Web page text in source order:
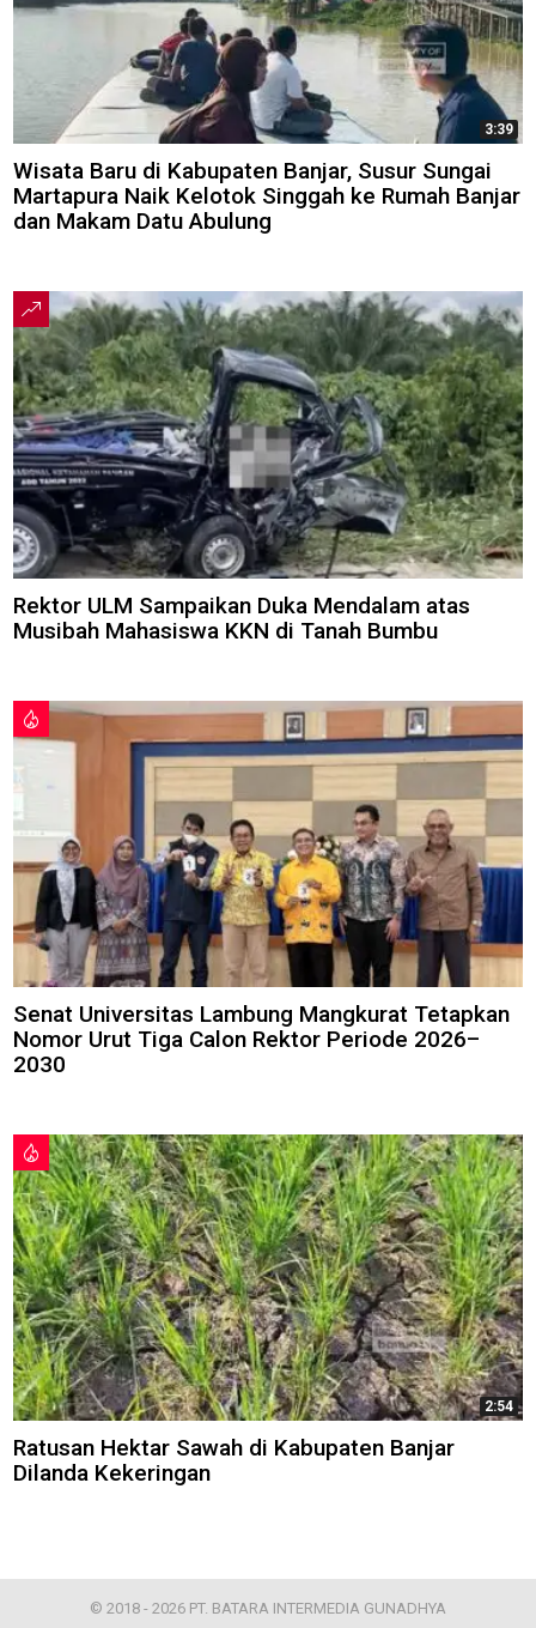
3:39
Wisata Baru di Kabupaten Banjar, Susur Sungai
Martapura Naik Kelotok Singgah ke Rumah Banjar
dan Makam Datu Abulung
Rektor ULM Sampaikan Duka Mendalam atas
Musibah Mahasiswa KKN di Tanah Bumbu
Senat Universitas Lambung Mangkurat Tetapkan
Nomor Urut Tiga Calon Rektor Periode 2026–
2030
2:54
Ratusan Hektar Sawah di Kabupaten Banjar
Dilanda Kekeringan
© 2018 - 2026 PT. BATARA INTERMEDIA GUNADHYA